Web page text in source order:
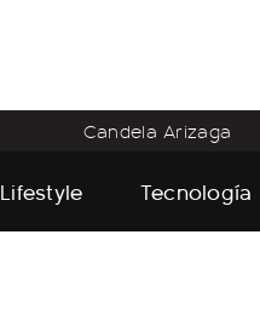
Candela Arizaga
Lifestyle Tecnología